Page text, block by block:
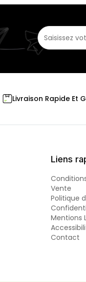
Livraison Rapide Et
Liens
Vente
Politique
Mentions
Contact